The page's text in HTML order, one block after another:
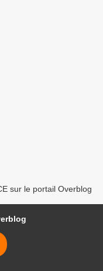
sur le portail Overblog